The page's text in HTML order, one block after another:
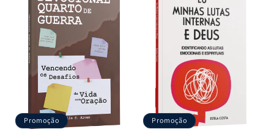
Promoção Promoção